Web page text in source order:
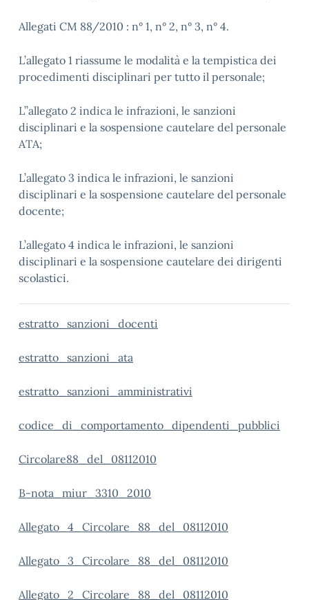
Allegati CM 88/2010 : n° 1, n° 2, n° 3, n° 4.
L’allegato 1 riassume le modalità e la tempistica dei
procedimenti disciplinari per tutto il personale;
L’’allegato 2 indica le infrazioni, le sanzioni
disciplinari e la sospensione cautelare del personale
ATA;
L’allegato 3 indica le infrazioni, le sanzioni
disciplinari e la sospensione cautelare del personale
docente;
L’allegato 4 indica le infrazioni, le sanzioni
disciplinari e la sospensione cautelare dei dirigenti
scolastici.
estratto_sanzioni_docenti
estratto_sanzioni_ata
estratto_sanzioni_amministrativi
codice_di_comportamento_dipendenti_pubblici
Circolare88_del_08112010
B-nota_miur_3310_2010
Allegato_4_Circolare_88_del_08112010
Allegato_3_Circolare_88_del_08112010
Allegato_2_Circolare_88_del_08112010